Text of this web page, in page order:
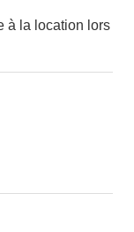
à la location lors